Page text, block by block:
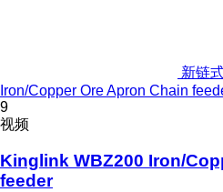
新链
Iron/Copper Ore Apron Chain
9
视频
Kinglink WBZ200 Iron/
feeder